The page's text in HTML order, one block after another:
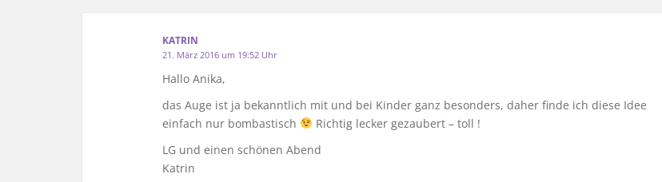
KATRIN
21. März 2016 um 19:52 Uhr
Hallo Anika,
das Auge ist ja bekanntlich mit und bei Kinder ganz besonders, daher finde ich diese Idee
einfach nur bombastisch
Richtig lecker gezaubert – toll !
LG und einen schönen Abend
Katrin